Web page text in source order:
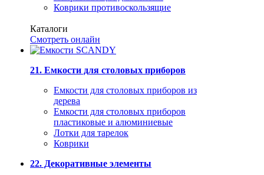
Коврики противоскользящие
Каталоги
Смотреть онлайн
21. Емкости для столовых приборов
Емкости для столовых приборов из
дерева
Емкости для столовых приборов
пластиковые и алюминиевые
Лотки для тарелок
Коврики
22. Декоративные элементы